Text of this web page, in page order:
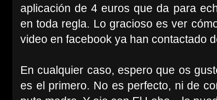
aplicación de 4 euros que da para
en toda regla. Lo gracioso es ver
video en facebook ya han contactado
En cualquier caso, espero que os
es el primero. No es perfecto, ni de